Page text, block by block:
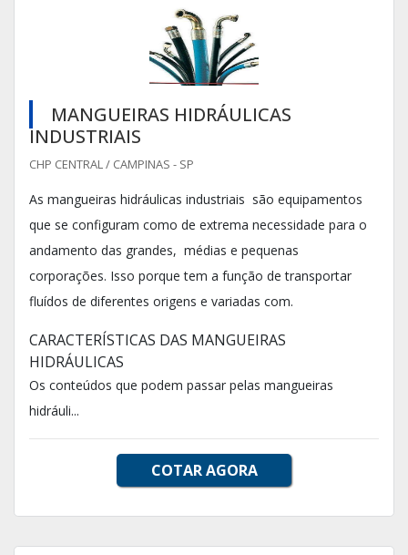
MANGUEIRAS HIDRÁULICAS
INDUSTRIAIS
CHP CENTRAL / CAMPINAS - SP
As mangueiras hidráulicas industriais são equipamentos
que se configuram como de extrema necessidade para o
andamento das grandes, médias e pequenas
corporações. Isso porque tem a função de transportar
fluídos de diferentes origens e variadas com.
CARACTERÍSTICAS DAS MANGUEIRAS
HIDRÁULICAS
Os conteúdos que podem passar pelas mangueiras
hidráuli...
COTAR AGORA